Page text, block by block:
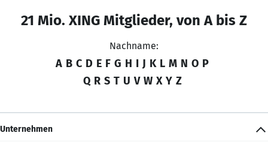
21 Mio. XING Mitglieder, von A bis Z
Nachname:
A B C D E F G H I J K L M N O P
Q R S T U V W X Y Z
Unternehmen